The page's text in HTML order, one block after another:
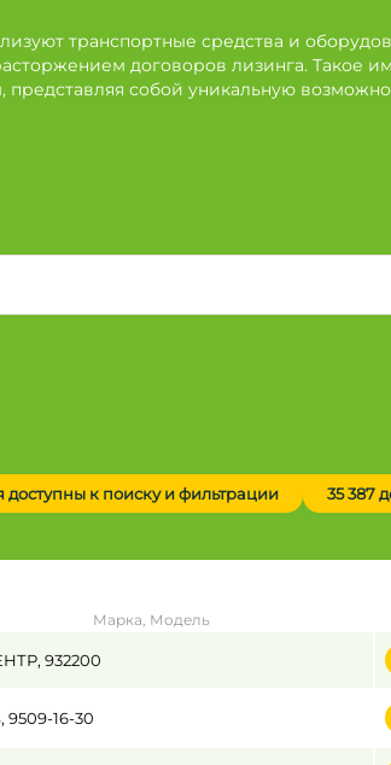
транспортные средства и
договоров лизинга. Такое
собой уникальную
к поиску и фильтрации 35 387
Марка, Модель
932200
16-30